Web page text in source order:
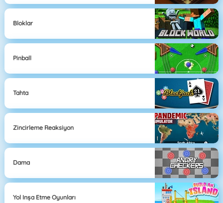
Bloklar
Pinball
Tahta
Zincirleme Reaksiyon
Dama
Yol Inşa Etme Oyunları